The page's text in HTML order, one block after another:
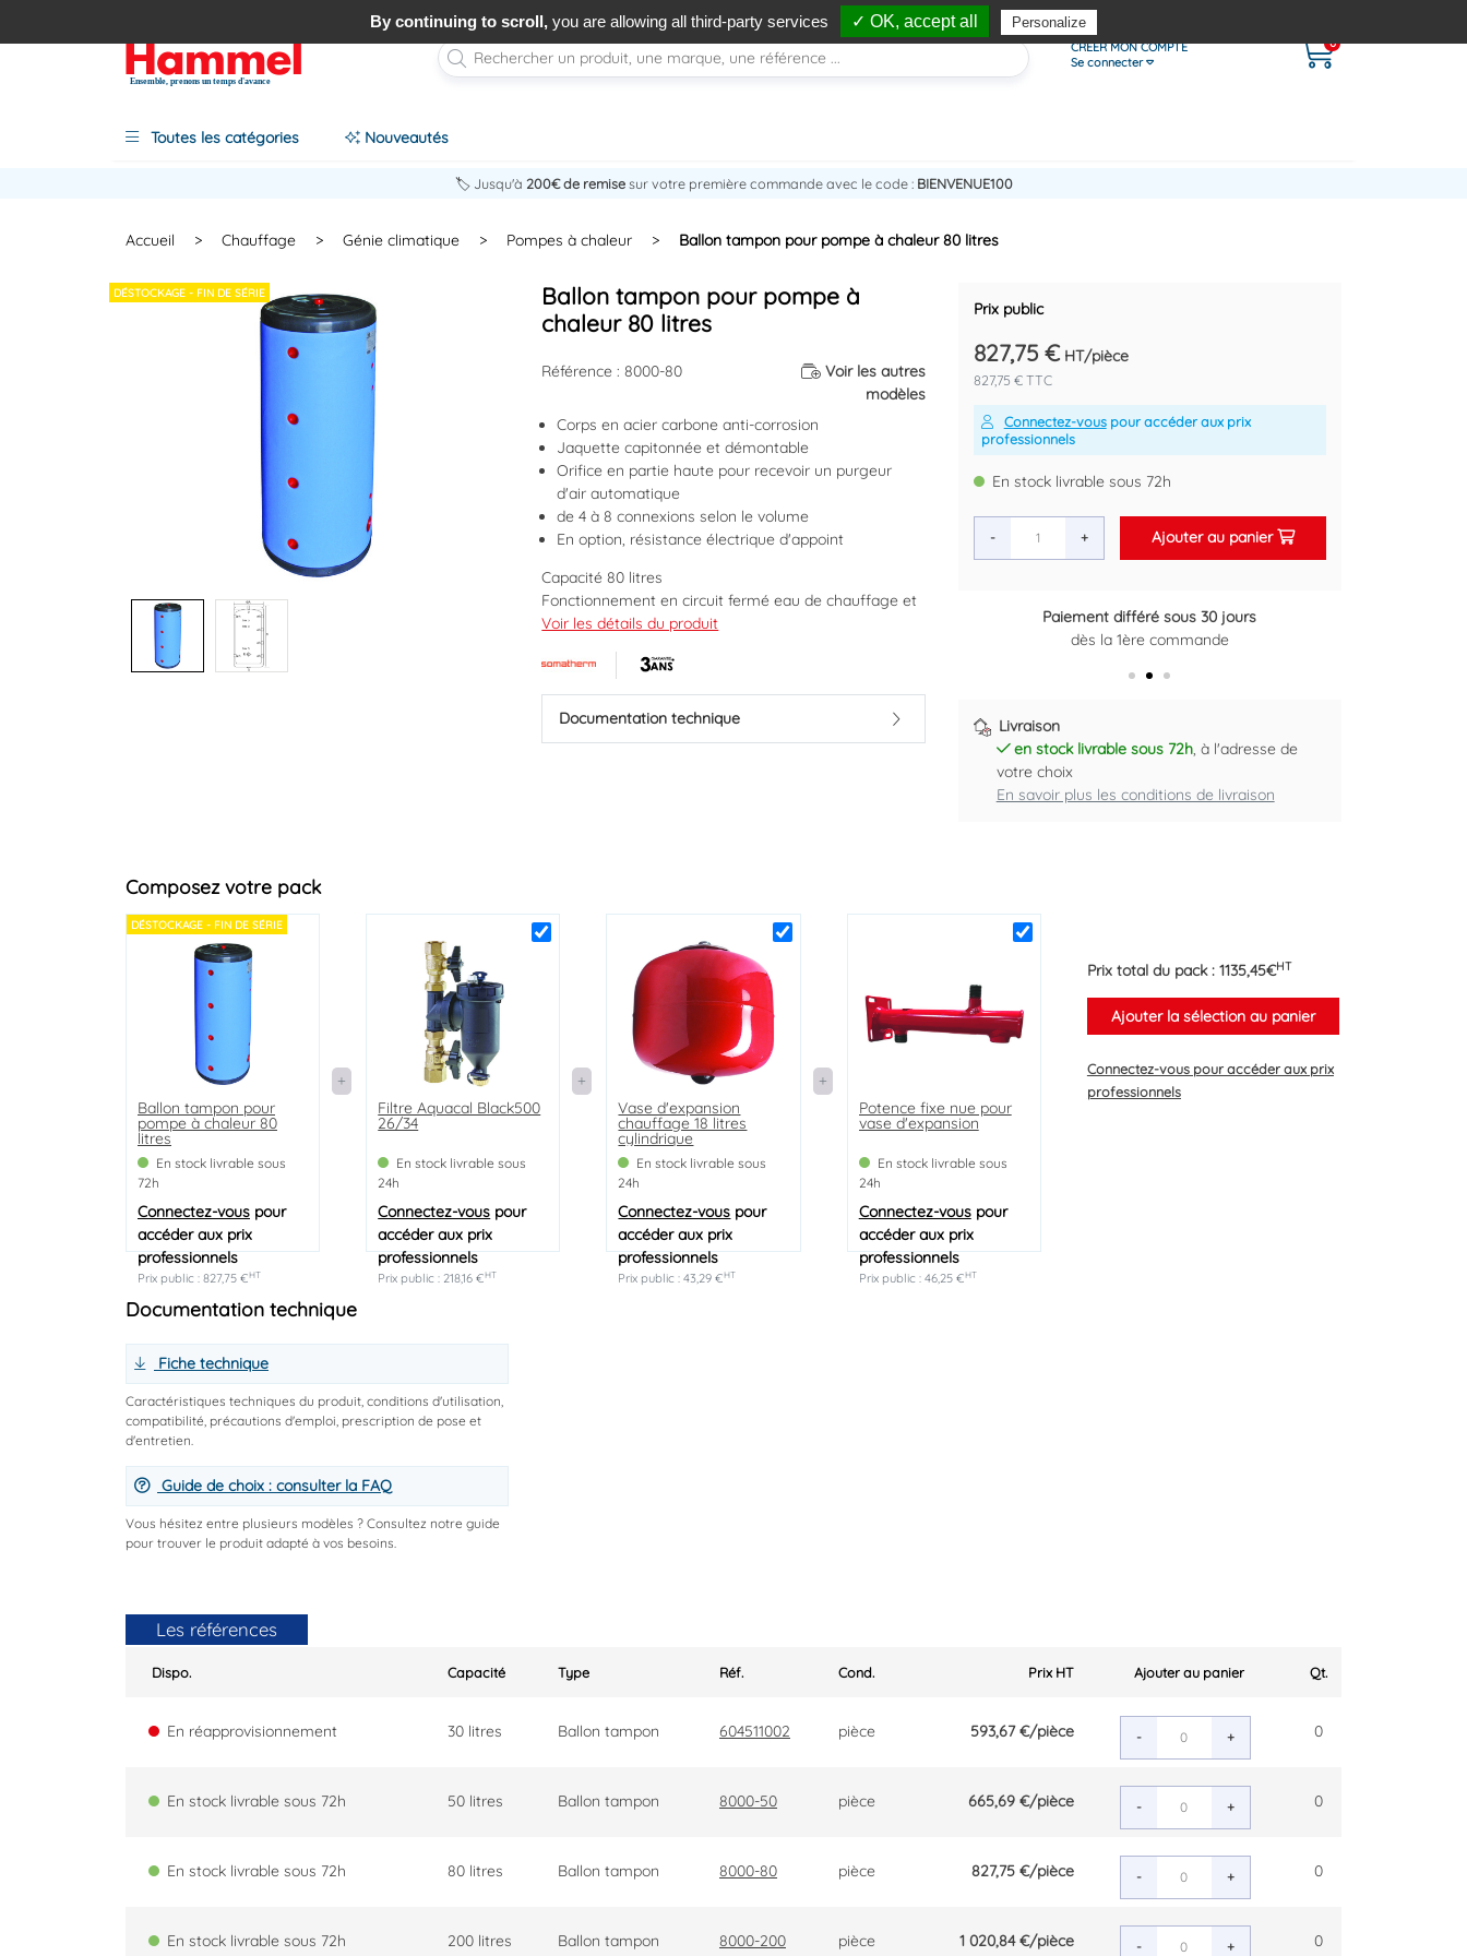
Ensemble, prenons un temps d'avance
CRÉER MON COMPTE
Se connecter
0
Toutes les catégories Nouveautés
🏷️ Jusqu'à 200€ de remisesur votre première commande avec le code : BIENVENUE100
Accueil > Chauffage > Génie climatique > Pompes à chaleur > Ballon tampon pour pompe à chaleur 80 litres
DÉSTOCKAGE - FIN DE SÉRIE
Ballon tampon pour pompe à
chaleur 80 litres
Référence : 8000-80
Voir les autres
modèles
Corps en acier carbone anti-corrosion
Jaquette capitonnée et démontable
Orifice en partie haute pour recevoir un purgeur
d'air automatique
de 4 à 8 connexions selon le volume
En option, résistance électrique d'appoint
Capacité 80 litres
Fonctionnement en circuit fermé eau de chauffage et
eau glacée.
Pression maxi. 6 bars.
Marque : SOMATHERM
Code EAN : 3383958000801
Voir les détails du produit
Documentation technique
Prix public
827,75 €HT/pièce
827,75 € TTC
Connectez-vouspour accéder aux prix
professionnels
En stock livrable sous 72h
- + Ajouter au panier
Des prix justes et personnalisés
Paiement différé sous 30 jours
dès la 1ère commande
Retour gratuit sous 14 jours
Plus d'informations ici
Livraison
en stock livrable sous 72h, à l'adresse de
votre choix
En savoir plus les conditions de livraison
Composez votre pack
DÉSTOCKAGE - FIN DE SÉRIE
Ballon tampon pour
pompe à chaleur 80
litres
En stock livrable sous
72h
Connectez-vous pour
accéder aux prix
professionnels
Prix public : 827,75 €HT
Filtre Aquacal Black500
26/34
En stock livrable sous
24h
Connectez-vous pour
accéder aux prix
professionnels
Prix public : 218,16 €HT
Vase d'expansion
chauffage 18 litres
cylindrique
En stock livrable sous
24h
Connectez-vous pour
accéder aux prix
professionnels
Prix public : 43,29 €HT
Potence fixe nue pour
vase d'expansion
En stock livrable sous
24h
Connectez-vouspour
accéder aux prix
professionnels
Prix public : 46,25 €HT
Prix total du pack : 1135,45€HT
Ajouter la sélection au panier
Connectez-vouspour accéder aux prix
professionnels
Documentation technique
Fiche technique
Caractéristiques techniques du produit, conditions d'utilisation,
compatibilité, précautions d'emploi, prescription de pose et
d'entretien.
Guide de choix : consulter la FAQ
Vous hésitez entre plusieurs modèles ? Consultez notre guide
pour trouver le produit adapté à vos besoins.
Les références
Dispo. Capacité Type Réf. Cond. Prix HT Ajouter au panier Qt.
En réapprovisionnement 30 litres Ballon tampon 604511002 pièce 593,67 €/pièce - + 0
En stock livrable sous 72h 50 litres Ballon tampon 8000-50 pièce 665,69 €/pièce - + 0
En stock livrable sous 72h 80 litres Ballon tampon 8000-80 pièce 827,75 €/pièce - + 0
En stock livrable sous 72h 200 litres Ballon tampon 8000-200 pièce 1 020,84 €/pièce - + 0
By continuing to scroll,you are allowing all third-party services ✓ OK, accept all Personalize